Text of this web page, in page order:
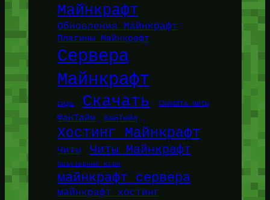
Майнкрафт
Обновления Майнкрафт
Плагины Майнкрафт
Сервера
Майнкрафт
Сиды Скачать Скачать читы
ФанТайм ХайТейл
Хостинг Майнкрафт
Читы Читы Майнкрафт
браузерные игры
майнкрафт сервера
майнкрафт хостинг